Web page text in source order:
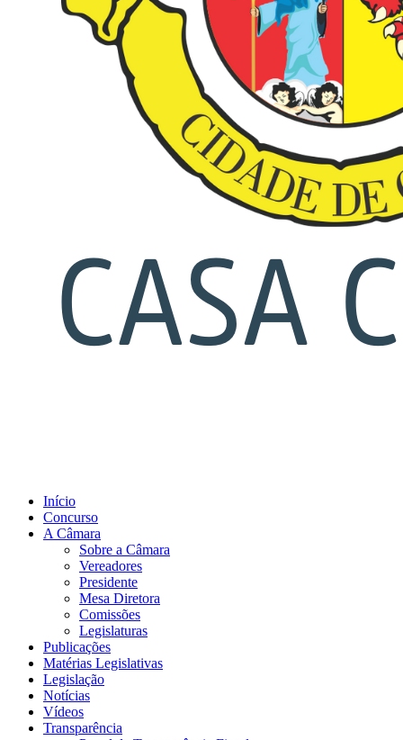
Início
Concurso
A Câmara
Sobre a Câmara
Vereadores
Presidente
Mesa Diretora
Comissões
Legislaturas
Publicações
Matérias Legislativas
Legislação
Notícias
Vídeos
Transparência